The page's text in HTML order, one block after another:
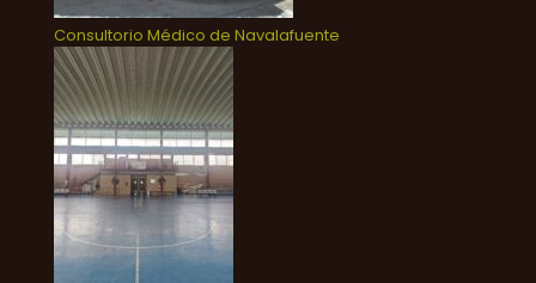
Consultorio Médico de Navalafuente